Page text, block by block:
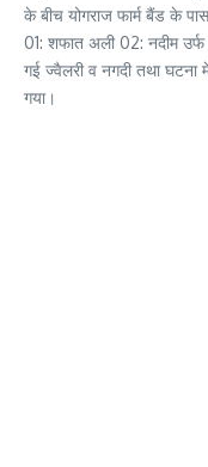
के बीच योगराज फार्म बैंड के
01: शफात अली 02: नदीम
गई ज्वैलरी व नगदी तथा घटना
गया।